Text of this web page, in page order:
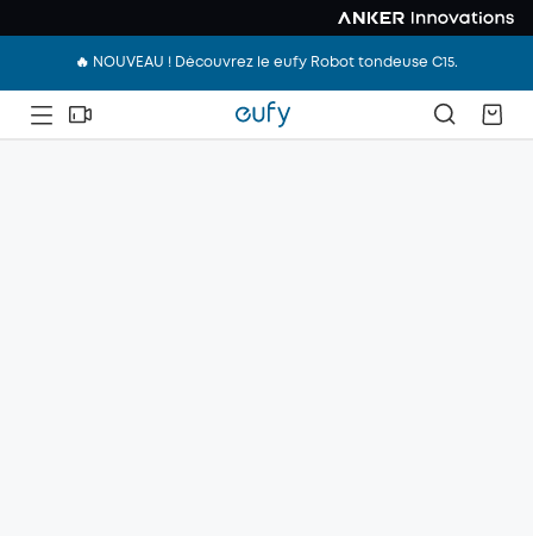
🔥 NOUVEAU ! Découvrez le eufy Robot tondeuse C15.